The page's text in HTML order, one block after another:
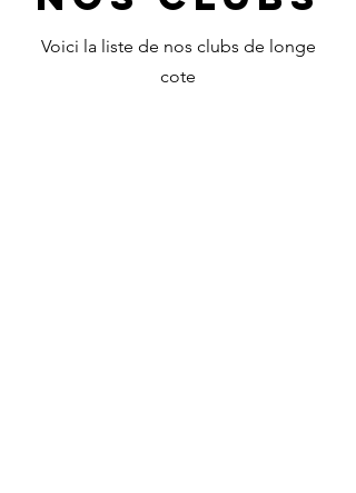
Voici la liste de nos clubs de longe
cote